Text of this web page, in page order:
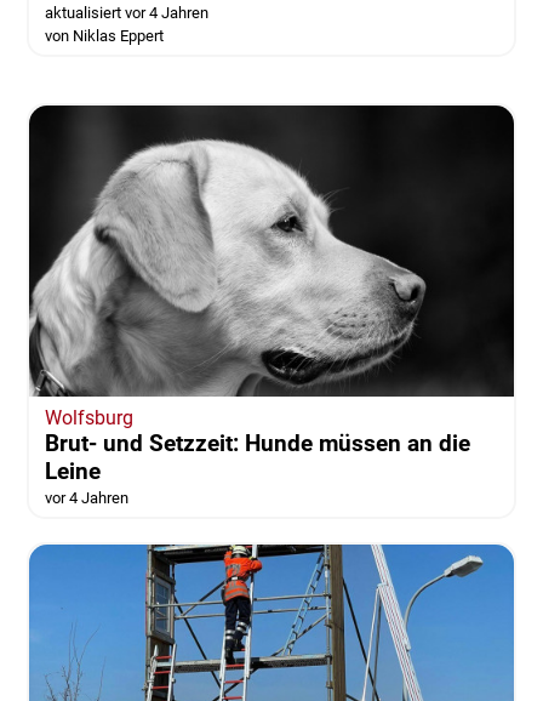
aktualisiert vor 4 Jahren
von Niklas Eppert
Wolfsburg
Brut- und Setzzeit: Hunde müssen an die
Leine
vor 4 Jahren